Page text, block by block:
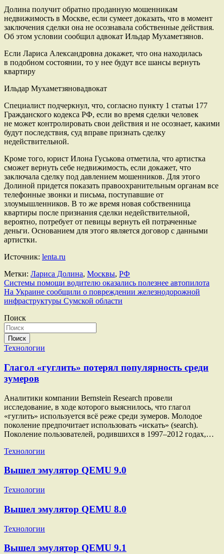
Долина получит обратно проданную мошенникам
недвижимость в Москве, если сумеет доказать, что в момент
заключения сделки она не осознавала собственные действия.
Об этом условии сообщил адвокат Ильдар Мухаметзянов.
Если Лариса Александровна докажет, что она находилась
в подобном состоянии, то у нее будут все шансы вернуть
квартиру
Ильдар Мухаметзяновадвокат
Специалист подчеркнул, что, согласно пункту 1 статьи 177
Гражданского кодекса РФ, если во время сделки человек
не может контролировать свои действия и не осознает, какими
будут последствия, суд вправе признать сделку
недействительной.
Кроме того, юрист Илона Гуськова отметила, что артистка
сможет вернуть себе недвижимость, если докажет, что
заключала сделку под давлением мошенников. Для этого
Долиной придется показать правоохранительным органам все
телефонные звонки и письма, поступавшие от
злоумышленников. В то же время новая собственница
квартиры после признания сделки недействительной,
вероятно, потребует от певицы вернуть ей потраченные
деньги. Основанием для этого является договор с данными
артистки.
Источник: lenta.ru
Метки: Лариса Долина, Москвы, РФ
Навигация
по
записям
Системы помощи водителю оказались полезнее автопилота
На Украине сообщили о повреждении железнодорожной
инфраструктуры Сумской области
Поиск
Поиск
Технологии
Глагол «гуглить» потерял популярность среди
зумеров
Аналитики компании Bernstein Research провели
исследование, в ходе которого выяснилось, что глагол
«гуглить» используется всё реже среди зумеров. Молодое
поколение предпочитает использовать «искать» (search).
Поколение пользователей, родившихся в 1997–2012 годах,…
Технологии
Вышел эмулятор QEMU 9.0
Технологии
Вышел эмулятор QEMU 8.0
Технологии
Вышел эмулятор QEMU 9.1